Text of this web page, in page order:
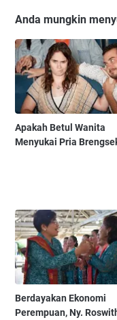
Anda mungkin
Apakah Betul Wanita
Menyukai Pria
Berdayakan Ekonomi
Perempuan, Ny.